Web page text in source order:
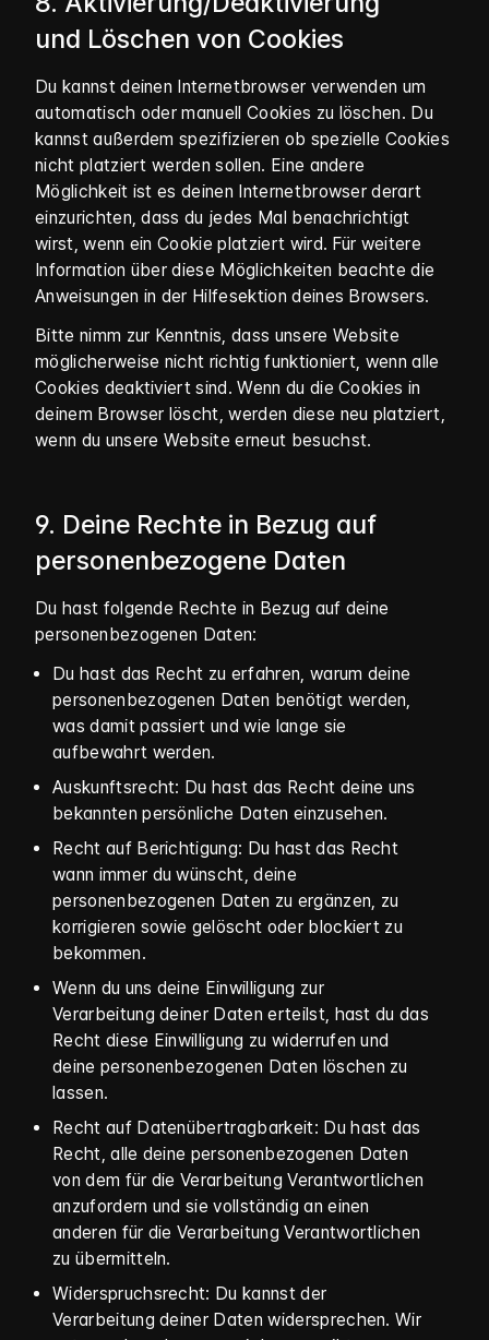
und Löschen von Cookies
Du kannst deinen Internetbrowser verwenden um
automatisch oder manuell Cookies zu löschen. Du
kannst außerdem spezifizieren ob spezielle Cookies
nicht platziert werden sollen. Eine andere
Möglichkeit ist es deinen Internetbrowser derart
einzurichten, dass du jedes Mal benachrichtigt
wirst, wenn ein Cookie platziert wird. Für weitere
Information über diese Möglichkeiten beachte die
Anweisungen in der Hilfesektion deines Browsers.
Bitte nimm zur Kenntnis, dass unsere Website
möglicherweise nicht richtig funktioniert, wenn alle
Cookies deaktiviert sind. Wenn du die Cookies in
deinem Browser löscht, werden diese neu platziert,
wenn du unsere Website erneut besuchst.
9. Deine Rechte in Bezug auf
personenbezogene Daten
Du hast folgende Rechte in Bezug auf deine
personenbezogenen Daten:
Du hast das Recht zu erfahren, warum deine
personenbezogenen Daten benötigt werden,
was damit passiert und wie lange sie
aufbewahrt werden.
Auskunftsrecht: Du hast das Recht deine uns
bekannten persönliche Daten einzusehen.
Recht auf Berichtigung: Du hast das Recht
wann immer du wünscht, deine
personenbezogenen Daten zu ergänzen, zu
korrigieren sowie gelöscht oder blockiert zu
bekommen.
Wenn du uns deine Einwilligung zur
Verarbeitung deiner Daten erteilst, hast du das
Recht diese Einwilligung zu widerrufen und
deine personenbezogenen Daten löschen zu
lassen.
Recht auf Datenübertragbarkeit: Du hast das
Recht, alle deine personenbezogenen Daten
von dem für die Verarbeitung Verantwortlichen
anzufordern und sie vollständig an einen
anderen für die Verarbeitung Verantwortlichen
zu übermitteln.
Widerspruchsrecht: Du kannst der
Verarbeitung deiner Daten widersprechen. Wir